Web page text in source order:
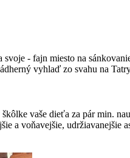
- fajn miesto na
vyhlaď zo svahu na
vaše dieťa za pár min.
a voňavejšie, udržiavanejšie